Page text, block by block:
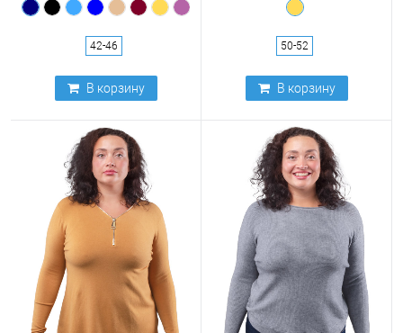
42-46
В корзину
50-52
В корзину